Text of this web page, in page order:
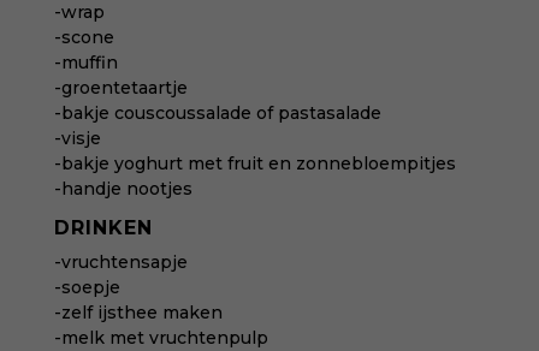
-wrap
-scone
-muffin
-groentetaartje
-bakje couscoussalade of pastasalade
-visje
-bakje yoghurt met fruit en zonnebloempitjes
-handje nootjes
DRINKEN
-vruchtensapje
-soepje
-zelf ijsthee maken
-melk met vruchtenpulp